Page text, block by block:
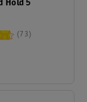
Hold 5
73